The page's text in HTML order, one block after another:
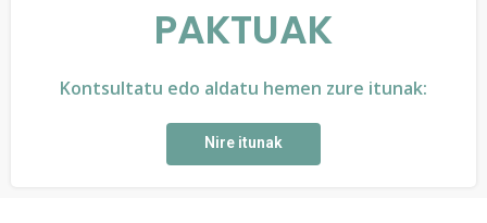
PAKTUAK
Kontsultatu edo aldatu hemen zure itunak:
Nire itunak